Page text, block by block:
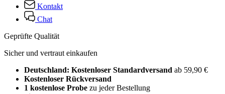
Kontakt
Chat
Geprüfte Qualität
Sicher und vertraut einkaufen
Deutschland: Kostenloser Standardversand ab 59,90 €
Kostenloser Rückversand
1 kostenlose Probe zu jeder Bestellung